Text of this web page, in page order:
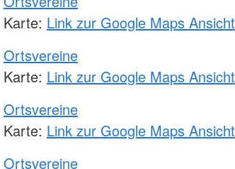
Karte: Link zur Google Maps Ansicht
Ortsvereine
Karte: Link zur Google Maps Ansicht
Ortsvereine
Karte: Link zur Google Maps Ansicht
Ortsvereine